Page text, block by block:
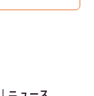
ニュース